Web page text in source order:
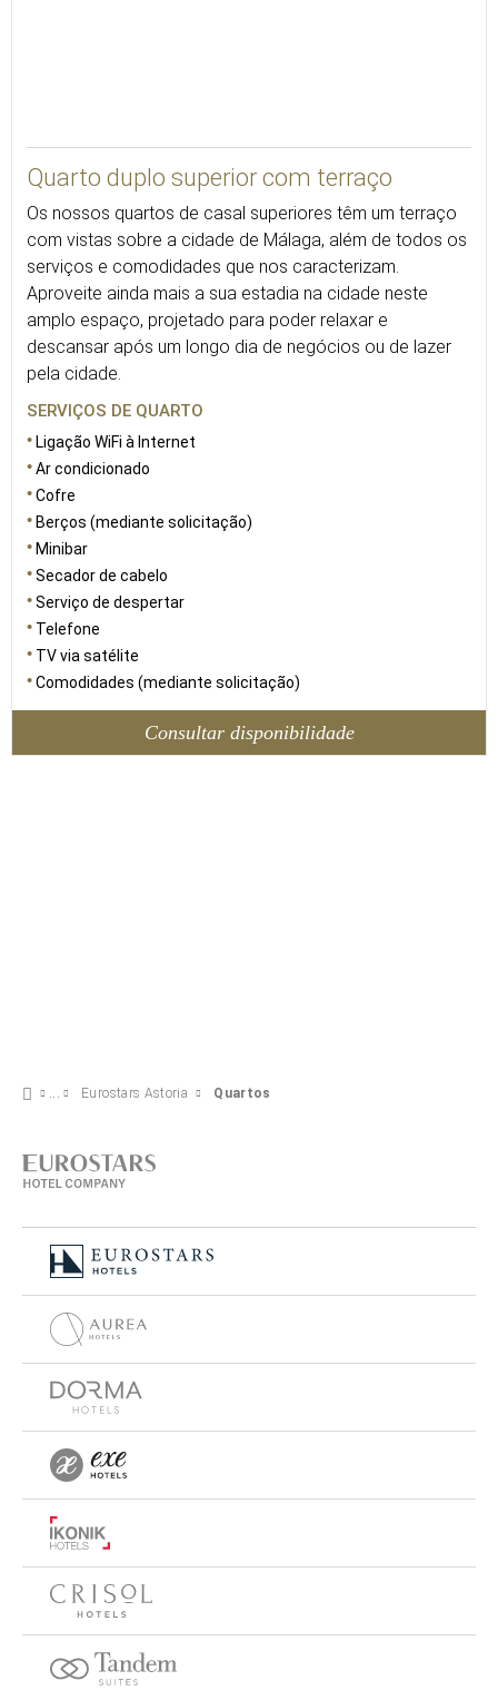
Quarto duplo superior com terraço
Os nossos quartos de casal superiores têm um terraço
com vistas sobre a cidade de Málaga, além de todos os
serviços e comodidades que nos caracterizam.
Aproveite ainda mais a sua estadia na cidade neste
amplo espaço, projetado para poder relaxar e
descansar após um longo dia de negócios ou de lazer
pela cidade.
SERVIÇOS DE QUARTO
Ligação WiFi à Internet
Ar condicionado
Cofre
Berços (mediante solicitação)
Minibar
Secador de cabelo
Serviço de despertar
Telefone
TV via satélite
Comodidades (mediante solicitação)
Consultar disponibilidade
Eurostars Astoria Quartos